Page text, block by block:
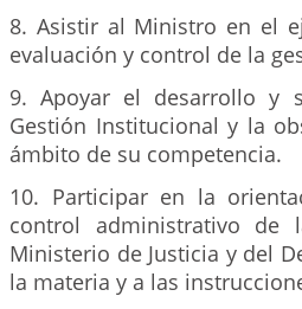
8. Asistir al Ministro en el
evaluación y control de la
9. Apoyar el desarrollo y
Gestión Institucional y la
ámbito de su competencia.
10. Participar en la
control administrativo de
Ministerio de Justicia y del
la materia y a las